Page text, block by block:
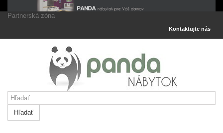
Partnerská zóna
Kontaktujte nás
Hľadať